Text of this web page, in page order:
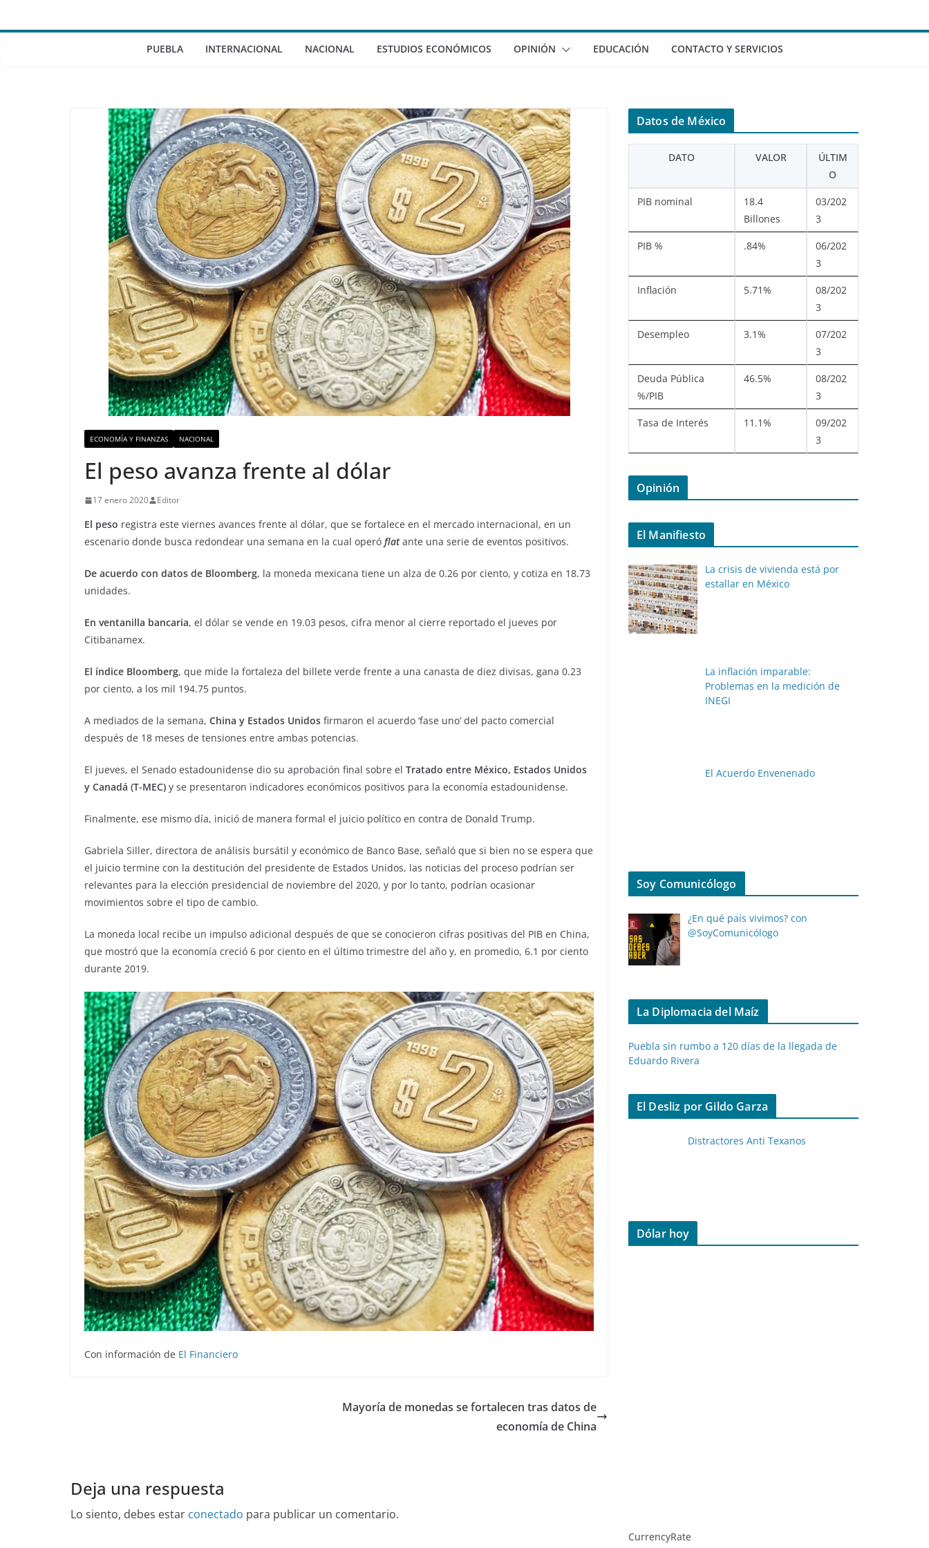
PUEBLA INTERNACIONAL NACIONAL ESTUDIOS ECONÓMICOS OPINIÓN EDUCACIÓN CONTACTO Y SERVICIOS
ECONOMÍA Y FINANZAS NACIONAL
El peso avanza frente al dólar
17 enero 2020 Editor
El peso registra este viernes avances frente al dólar, que se fortalece en el mercado internacional, en un
escenario donde busca redondear una semana en la cual operó flatante una serie de eventos positivos.
De acuerdo con datos de Bloomberg, la moneda mexicana tiene un alza de 0.26 por ciento, y cotiza en 18.73
unidades.
En ventanilla bancaria, el dólar se vende en 19.03 pesos, cifra menor al cierre reportado el jueves por
Citibanamex.
El índice Bloomberg, que mide la fortaleza del billete verde frente a una canasta de diez divisas, gana 0.23
por ciento, a los mil 194.75 puntos.
A mediados de la semana, China y Estados Unidos firmaron el acuerdo ‘fase uno’ del pacto comercial
después de 18 meses de tensiones entre ambas potencias.
El jueves, el Senado estadounidense dio su aprobación final sobre el Tratado entre México, Estados Unidos
y Canadá (T-MEC) y se presentaron indicadores económicos positivos para la economía estadounidense.
Finalmente, ese mismo día, inició de manera formal el juicio político en contra de Donald Trump.
Gabriela Siller, directora de análisis bursátil y económico de Banco Base, señaló que si bien no se espera que
el juicio termine con la destitución del presidente de Estados Unidos, las noticias del proceso podrían ser
relevantes para la elección presidencial de noviembre del 2020, y por lo tanto, podrían ocasionar
movimientos sobre el tipo de cambio.
La moneda local recibe un impulso adicional después de que se conocieron cifras positivas del PIB en China,
que mostró que la economía creció 6 por ciento en el último trimestre del año y, en promedio, 6.1 por ciento
durante 2019.
Con información de El Financiero
Mayoría de monedas se fortalecen tras datos de
economía de China
Deja una respuesta
Lo siento, debes estar conectado para publicar un comentario.
Datos de México
DATO VALOR
ÚLTIM
O
PIB nominal
18.4
Billones
03/202
3
PIB % .84%
06/202
3
Inflación 5.71%
08/202
3
Desempleo 3.1%
07/202
3
Deuda Pública
%/PIB
46.5%
08/202
3
Tasa de Interés 11.1%
09/202
3
Opinión
El Manifiesto
La crisis de vivienda está por
estallar en México
La inflación imparable:
Problemas en la medición de
INEGI
El Acuerdo Envenenado
Soy Comunicólogo
¿En qué país vivimos? con
@SoyComunicólogo
La Diplomacia del Maíz
Puebla sin rumbo a 120 días de la llegada de
Eduardo Rivera
El Desliz por Gildo Garza
Distractores Anti Texanos
Dólar hoy
CurrencyRate